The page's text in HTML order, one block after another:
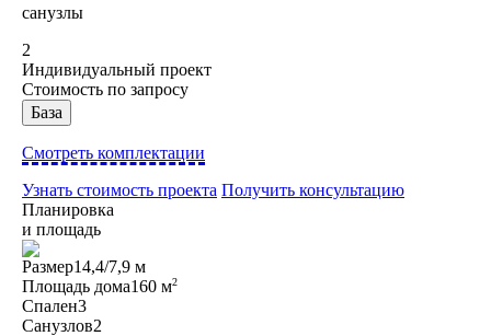
санузлы
2
Индивидуальный проект
Стоимость по запросу
База
Смотреть комплектации
Узнать стоимость проекта Получить консультацию
Планировка
и площадь
Размер14,4/7,9 м
Площадь дома160 м2
Спален3
Санузлов2